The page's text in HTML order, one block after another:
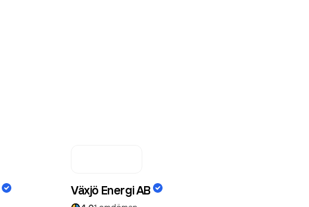
Växjö Energi AB